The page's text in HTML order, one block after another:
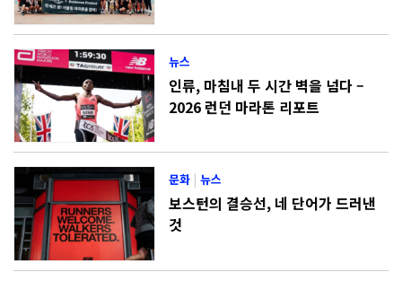
뉴스
인류, 마침내 두 시간 벽을 넘다 –
2026 런던 마라톤 리포트
문화 |뉴스
보스턴의 결승선, 네 단어가 드러낸
것